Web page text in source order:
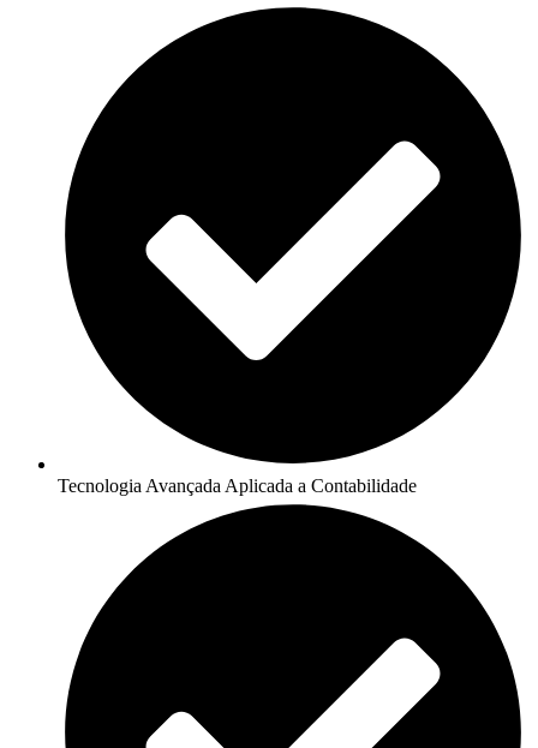
Tecnologia Avançada Aplicada a Contabilidade